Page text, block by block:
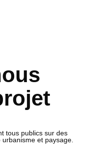
tous publics sur des
et paysage.